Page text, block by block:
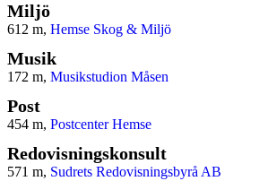
Miljö
612 m, Hemse Skog & Miljö
Musik
172 m, Musikstudion Måsen
Post
454 m, Postcenter Hemse
Redovisningskonsult
571 m, Sudrets Redovisningsbyrå AB